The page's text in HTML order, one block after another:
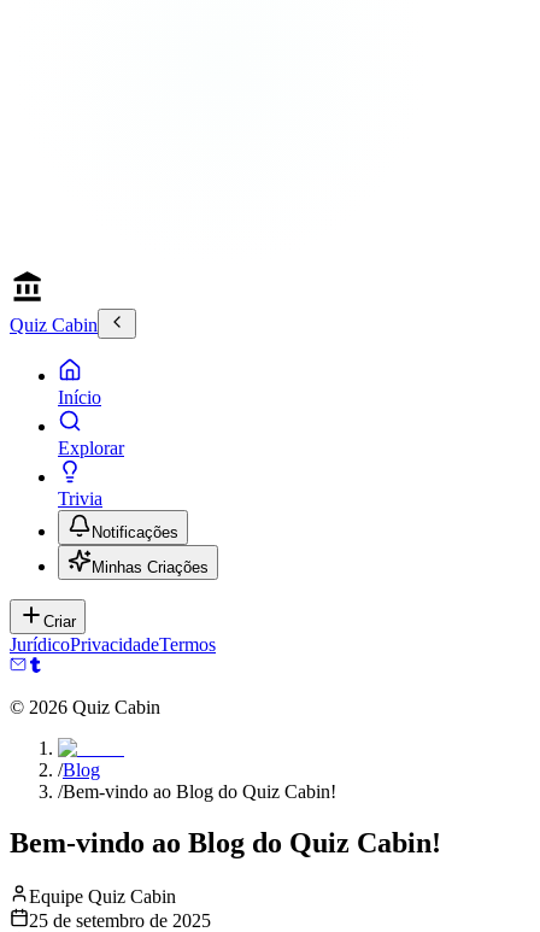
Quiz Cabin
Início
Explorar
Trivia
Notificações
Minhas Criações
Criar
JurídicoPrivacidadeTermos
© 2026 Quiz Cabin
/Blog
/Bem-vindo ao Blog do Quiz Cabin!
Bem-vindo ao Blog do Quiz Cabin!
Equipe Quiz Cabin
25 de setembro de 2025